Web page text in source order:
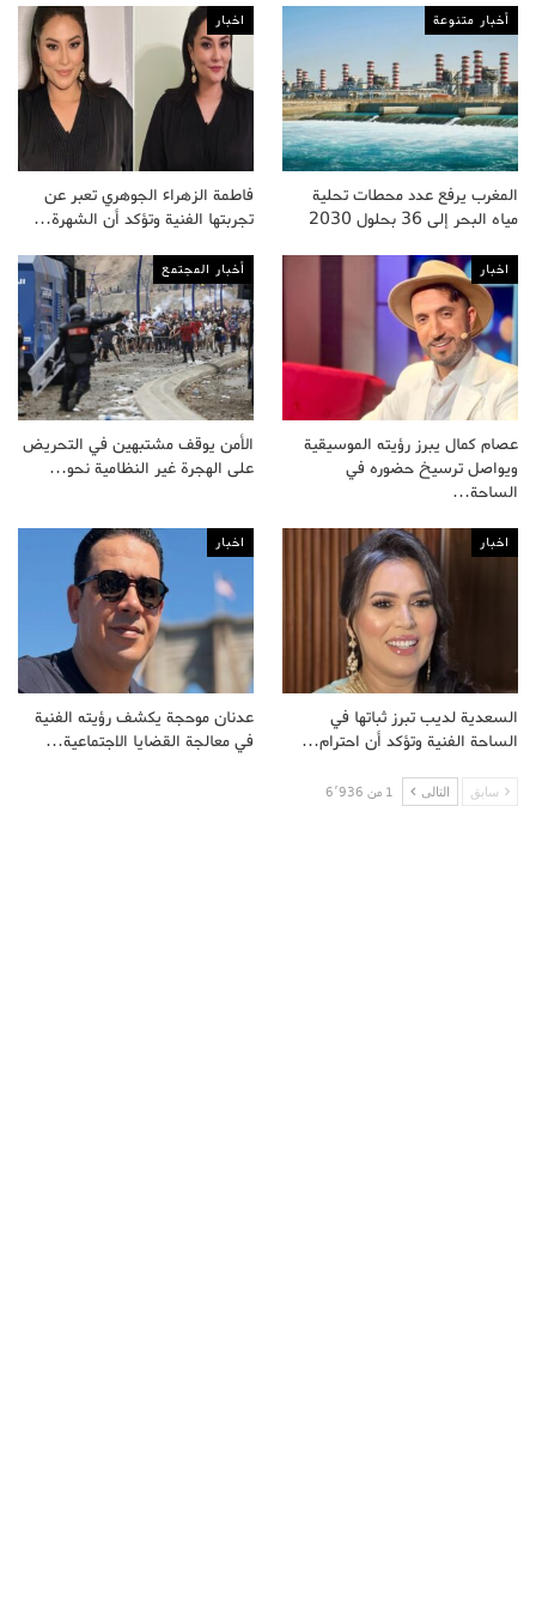
أخبار متنوعة
المغرب يرفع عدد محطات تحلية
مياه البحر إلى 36 بحلول 2030
اخبار
فاطمة الزهراء الجوهري تعبر عن
تجربتها الفنية وتؤكد أن الشهرة…
اخبار
عصام كمال يبرز رؤيته الموسيقية
ويواصل ترسيخ حضوره في
الساحة…
أخبار المجتمع
الأمن يوقف مشتبهين في التحريض
على الهجرة غير النظامية نحو…
اخبار
السعدية لديب تبرز ثباتها في
الساحة الفنية وتؤكد أن احترام…
اخبار
عدنان موحجة يكشف رؤيته الفنية
في معالجة القضايا الاجتماعية…
سابق التالى 1 من 6٬936